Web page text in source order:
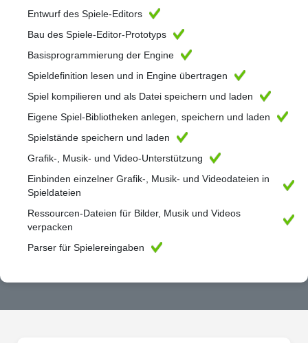
Entwurf des Spiele-Editors
Bau des Spiele-Editor-Prototyps
Basisprogrammierung der Engine
Spieldefinition lesen und in Engine übertragen
Spiel kompilieren und als Datei speichern und laden
Eigene Spiel-Bibliotheken anlegen, speichern und laden
Spielstände speichern und laden
Grafik-, Musik- und Video-Unterstützung
Einbinden einzelner Grafik-, Musik- und Videodateien in
Spieldateien
Ressourcen-Dateien für Bilder, Musik und Videos
verpacken
Parser für Spielereingaben
Interpreter für die Script-Sprache